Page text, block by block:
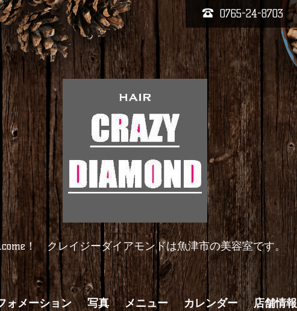
0765-24-8703
！ クレイジーダイアモンドは魚津市の美容室です。
ォメーション 写真 メニュー カレンダー 店舗情報